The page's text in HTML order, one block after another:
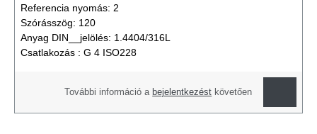
Referencia nyomás: 2
Szórásszög: 120
Anyag DIN__jelölés: 1.4404/316L
Csatlakozás : G 4 ISO228
További információ a bejelentkezést követően